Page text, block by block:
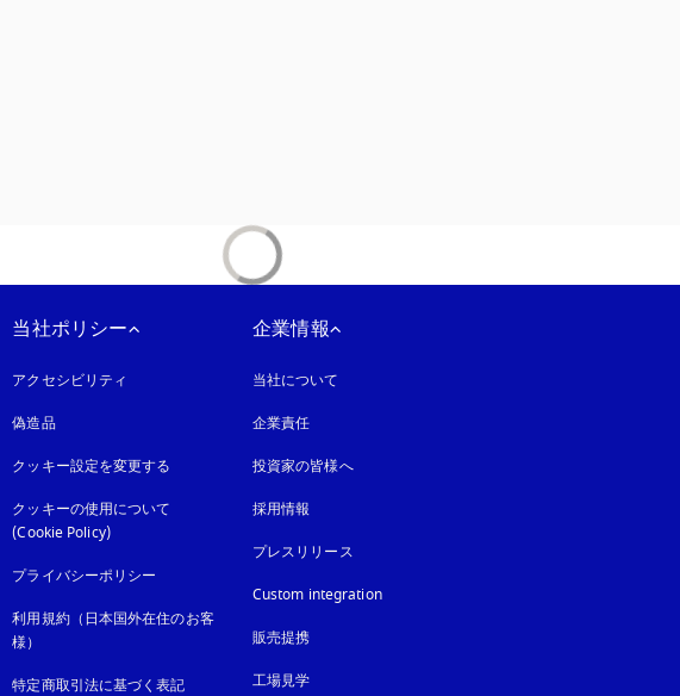
当社ポリシー
アクセシビリティ
新しいタブに表示されます
偽造品新しいタブに表示されます
クッキー設定を変更する
クッキーの使用について
(Cookie Policy)新しいタブに表示されます
プライバシーポリシー
利用規約（日本国外在住のお客
様）
特定商取引法に基づく表記 新しいタブに表示されます
企業情報
当社について
企業責任
投資家の皆様へ
採用情報
プレスリリース
Custom integration
販売提携
工場見学